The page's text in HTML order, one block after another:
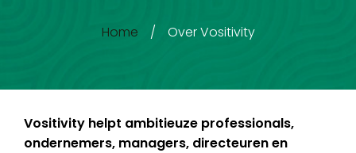
Home / Over Vositivity
Vositivity helpt ambitieuze professionals,
ondernemers, managers, directeuren en